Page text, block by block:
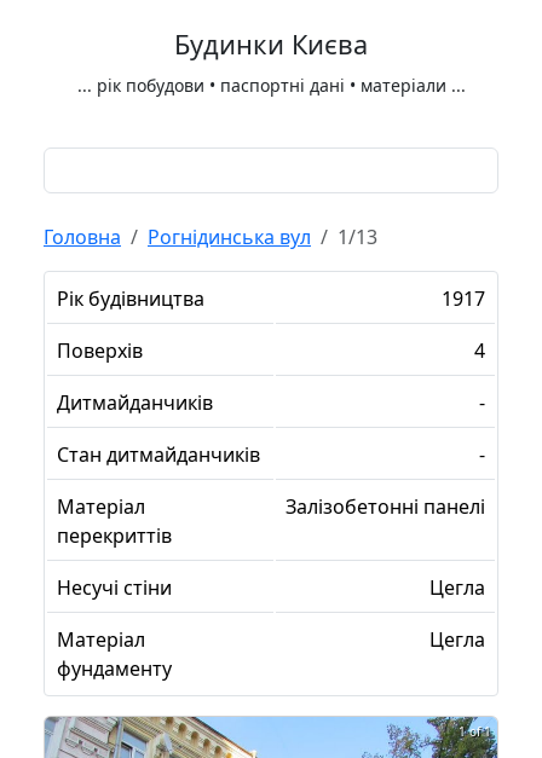
Будинки Києва
... рік побудови • паспортні дані • матеріали ...
Головна Рогнідинська вул 1/13
Рік будівництва
1917
Поверхів
4
Дитмайданчиків
-
Стан дитмайданчиків
-
Матеріал
перекриттів
Залізобетонні панелі
Несучі стіни
Цегла
Матеріал
фундаменту
Цегла
1 of 1